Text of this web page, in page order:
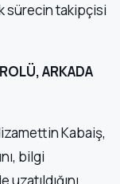
sürecin takipçisi
ARKADA
Kabaiş,
bilgi